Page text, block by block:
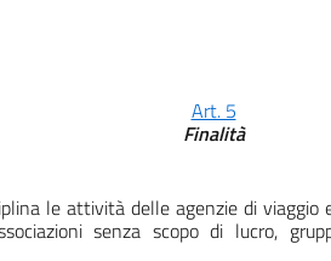
Art. 5
Finalità
le attività delle agenzie di viaggio
senza scopo di lucro,